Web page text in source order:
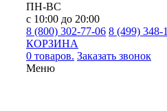
ПН-ВС
с 10:00 до 20:00
8 (800) 302-77-06 8 (499) 348-
КОРЗИНА
0 товаров. Заказать звонок
Меню